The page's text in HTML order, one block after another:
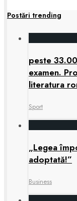
Postări trending
peste
examen.
literatura
Sport
„Legea
adoptată!”
Business